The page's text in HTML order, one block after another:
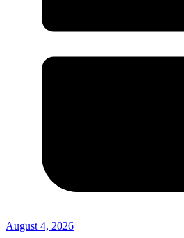
August 4, 2026